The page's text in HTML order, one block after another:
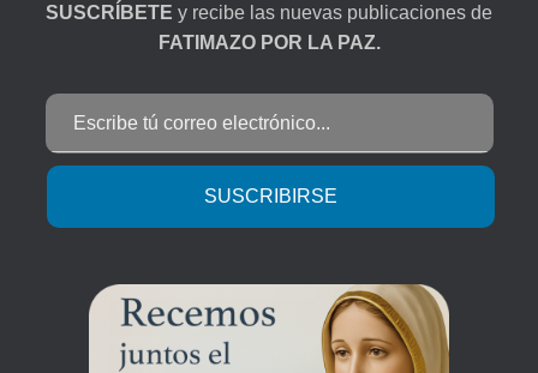
SUSCRÍBETE y recibe las nuevas publicaciones de
FATIMAZO POR LA PAZ.
SUSCRIBIRSE